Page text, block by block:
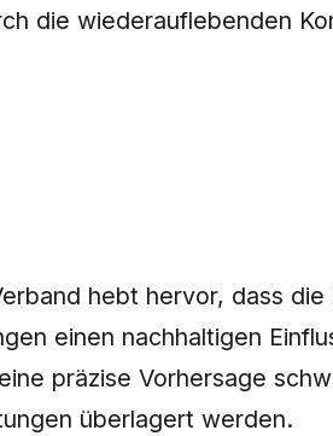
die wiederauflebenden
hebt hervor, dass
einen nachhaltigen
präzise Vorhersage
überlagert werden.